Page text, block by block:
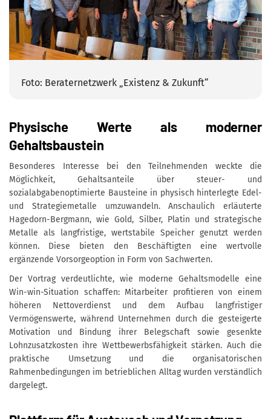
Foto: Beraternetzwerk „Existenz & Zukunft“
Physische Werte als moderner
Gehaltsbaustein
Besonderes Interesse bei den Teilnehmenden weckte die
Möglichkeit, Gehaltsanteile über steuer- und
sozialabgabenoptimierte Bausteine in physisch hinterlegte Edel-
und Strategiemetalle umzuwandeln. Anschaulich erläuterte
Hagedorn-Bergmann, wie Gold, Silber, Platin und strategische
Metalle als langfristige, wertstabile Speicher genutzt werden
können. Diese bieten den Beschäftigten eine wertvolle
ergänzende Vorsorgeoption in Form von Sachwerten.
Der Vortrag verdeutlichte, wie moderne Gehaltsmodelle eine
Win-win-Situation schaffen: Mitarbeiter profitieren von einem
höheren Nettoverdienst und dem Aufbau langfristiger
Vermögenswerte, während Unternehmen durch die gesteigerte
Motivation und Bindung ihrer Belegschaft sowie gesenkte
Lohnzusatzkosten ihre Wettbewerbsfähigkeit stärken. Auch die
praktische Umsetzung und die organisatorischen
Rahmenbedingungen im betrieblichen Alltag wurden verständlich
dargelegt.